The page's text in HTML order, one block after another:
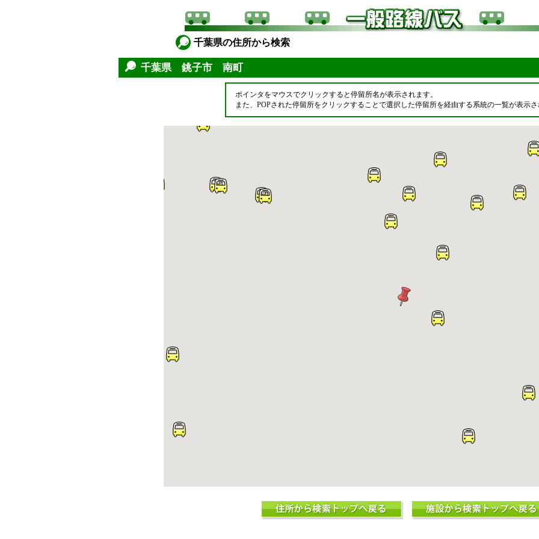
千葉県の住所から検索
千葉県 銚子市 南町
ポインタをマウスでクリックすると停留所名が表示されます。
また、POPされた停留所をクリックすることで選択した停留所を経由する系統の一覧が表示